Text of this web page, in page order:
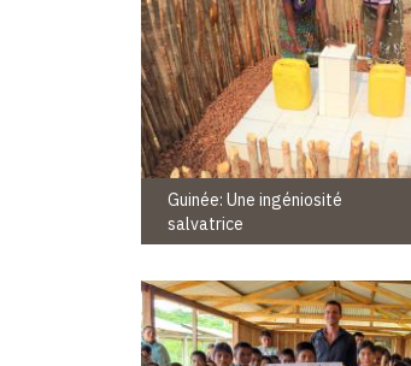
Guinée: Une ingéniosité
salvatrice